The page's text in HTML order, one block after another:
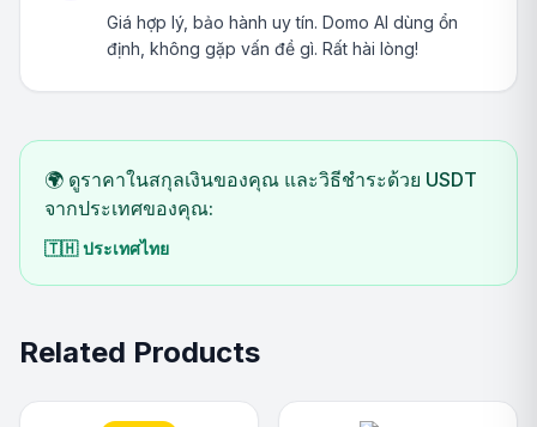
Giá hợp lý, bảo hành uy tín. Domo AI dùng ổn
định, không gặp vấn đề gì. Rất hài lòng!
🌍 ดูราคาในสกุลเงินของคุณ และวิธีชำระด้วย USDT
จากประเทศของคุณ:
🇹🇭 ประเทศไทย
Related Products